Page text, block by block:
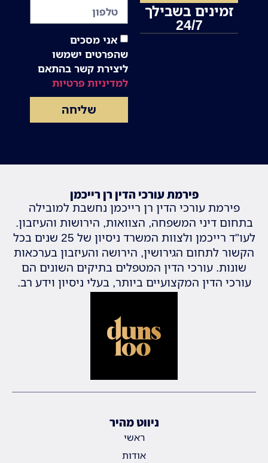
זמינים בשבילך
24/7
אני מסכים
שהפרטים ישמשו
ליצירת קשר בהתאם
למדיניות פרטיות
שליחה
פירמת עורכי הדין רן רייכמן
פירמת עורכי הדין רן רייכמן נחשבת למובילה
בתחום דיני המשפחה, הצוואות, הירושות והעיזבון.
לעו"ד רייכמן ולצוות המשרד ניסיון של 25 שנים בכל
הקשור לתחום הגירושין, הירושה והעיזבון בערכאות
שונות. עורכי הדין המטפלים בתיקים השונים הם
עורכי הדין המקצועיים ביותר, בעלי ניסיון וידע רב.
ניווט מהיר
ראשי
אודות